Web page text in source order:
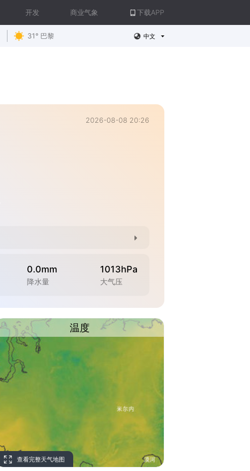
开发 商业气象 下载APP
31° 巴黎 中文
2026-08-08 20:26
0.0mm
降水量
1013hPa
大气压
温度
查看完整天气地图